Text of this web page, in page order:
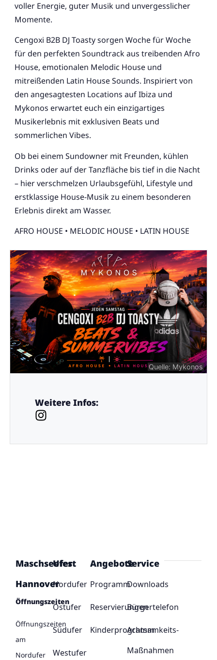
voller Energie, guter Musik und unvergesslicher
Momente.
Cengoxi B2B DJ Toasty sorgen Woche für Woche
für den perfekten Soundtrack aus treibenden Afro
House, emotionalen Melodic House und
mitreißenden Latin House Sounds. Inspiriert von
den angesagtesten Locations auf Ibiza und
Mykonos erwartet euch ein einzigartiges
Musikerlebnis mit exklusiven Beats und
sommerlichen Vibes.
Ob bei einem Sundowner mit Freunden, kühlen
Drinks oder auf der Tanzfläche bis tief in die Nacht
– hier verschmelzen Urlaubsgefühl, Lifestyle und
erstklassige House-Musik zu einem besonderen
Erlebnis direkt am Wasser.
AFRO HOUSE • MELODIC HOUSE • LATIN HOUSE
Quelle: Mykonos
Weitere Infos:
Maschseefest
Hannover
Öffnungszeiten
Öffnungszeiten
am
Nordufer
Ufer
Nordufer
Ostufer
Südufer
Westufer
Angebote
Programm
Reservierungen
Kinderprogramm
Service
Downloads
Bürgertelefon
Achtsamkeits-
Maßnahmen